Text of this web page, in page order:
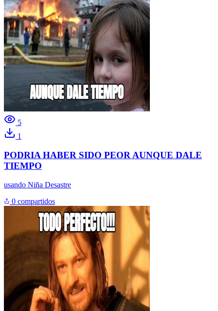
5
1
PODRIA HABER SIDO PEOR AUNQUE DALE
TIEMPO
usando Niña Desastre
0 compartidos